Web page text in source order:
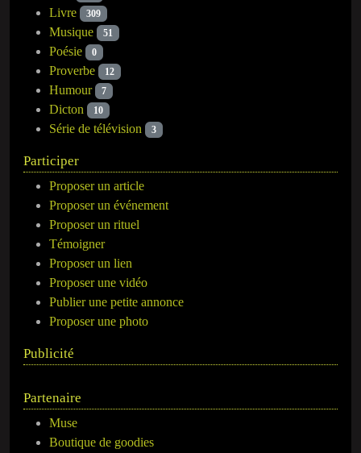
Livre 309
Musique 51
Poésie 0
Proverbe 12
Humour 7
Dicton 10
Série de télévision 3
Participer
Proposer un article
Proposer un événement
Proposer un rituel
Témoigner
Proposer un lien
Proposer une vidéo
Publier une petite annonce
Proposer une photo
Publicité
Partenaire
Muse
Boutique de goodies